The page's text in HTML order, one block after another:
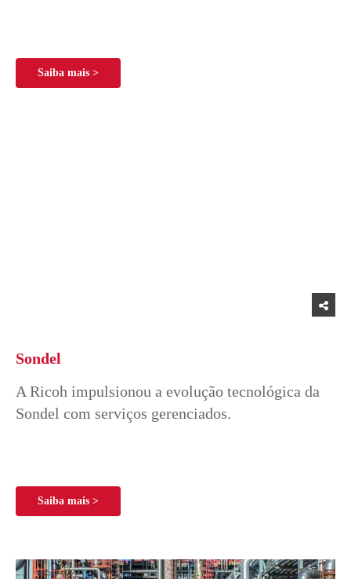
Saiba mais >
Sondel
A Ricoh impulsionou a evolução tecnológica da
Sondel com serviços gerenciados.
Saiba mais >